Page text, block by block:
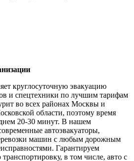
круглосуточную эвакуацию
и спецтехники по лучшим тарифам
во всех районах Москвы и
области, поэтому время
20-30 минут. В нашем
автоэвакуаторы,
машин с любым дорожным
Гарантируем
в том числе, авто с